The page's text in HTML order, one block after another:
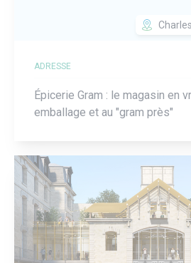
ADRESSE
Épicerie Gram : le magasin en
emballage et au "gram près"